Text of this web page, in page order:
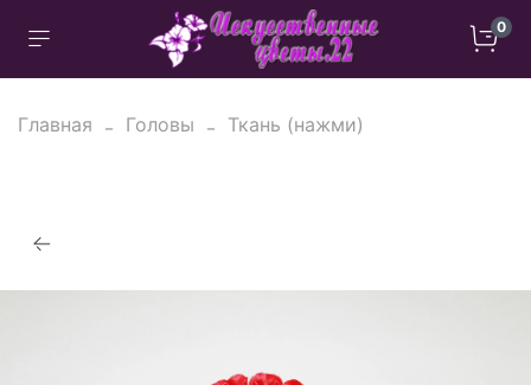
0
Главная Головы Ткань (нажми)